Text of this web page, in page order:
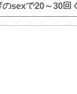
のsexで20～30回
食中毒で「腹痛